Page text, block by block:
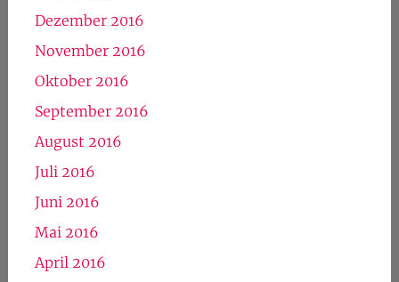
Dezember 2016
November 2016
Oktober 2016
September 2016
August 2016
Juli 2016
Juni 2016
Mai 2016
April 2016